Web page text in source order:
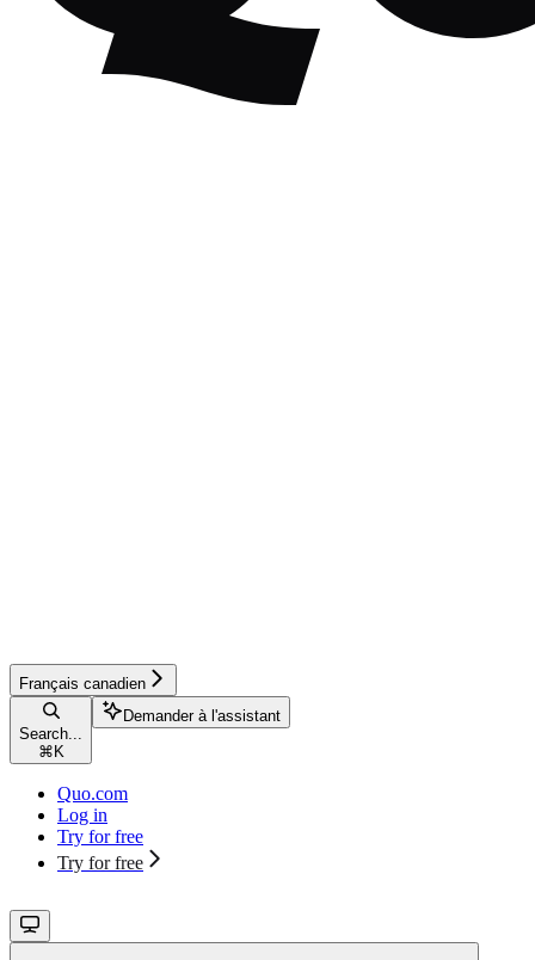
Français canadien
Search...
⌘ K
Demander à l'assistant
Quo.com
Log in
Try for free
Try for free